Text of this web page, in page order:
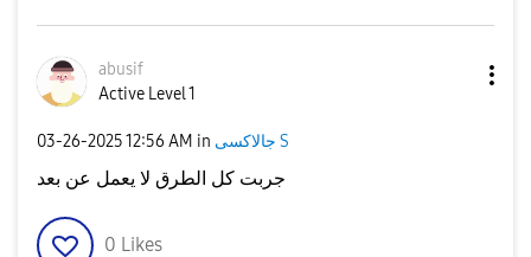
abusif
Active Level 1
‎03-26-202512:56 AM in جالاكسى S
جربت كل الطرق لا يعمل عن بعد
0 Likes